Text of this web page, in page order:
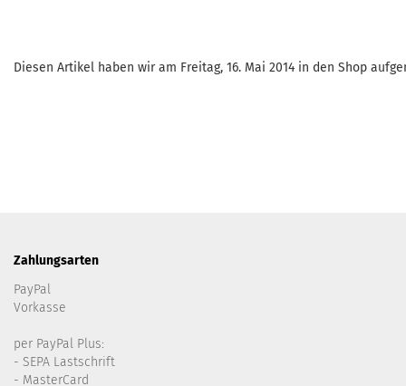
Diesen Artikel haben wir am Freitag, 16. Mai 2014 in den Shop
Zahlungsarten
PayPal
Vorkasse
per PayPal Plus:
- SEPA Lastschrift
- MasterCard